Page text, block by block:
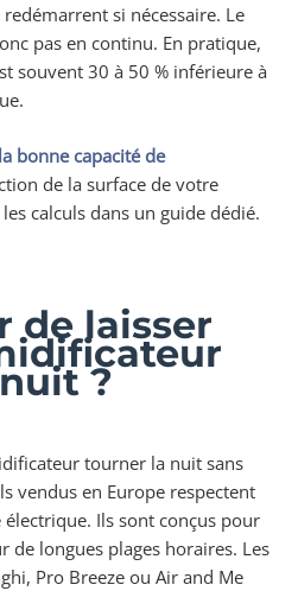
si nécessaire. Le
pas en continu. En pratique,
souvent 30 à 50 % inférieure à
bonne capacité de
de la surface de votre
calculs dans un guide dédié.
de laisser
?
tourner la nuit sans
vendus en Europe respectent
électrique. Ils sont conçus pour
de longues plages horaires. Les
Pro Breeze ou Air and Me